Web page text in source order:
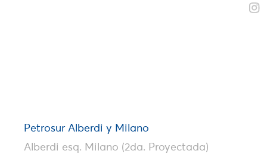
Petrosur Alberdi y Milano
Alberdi esq. Milano (2da. Proyectada)